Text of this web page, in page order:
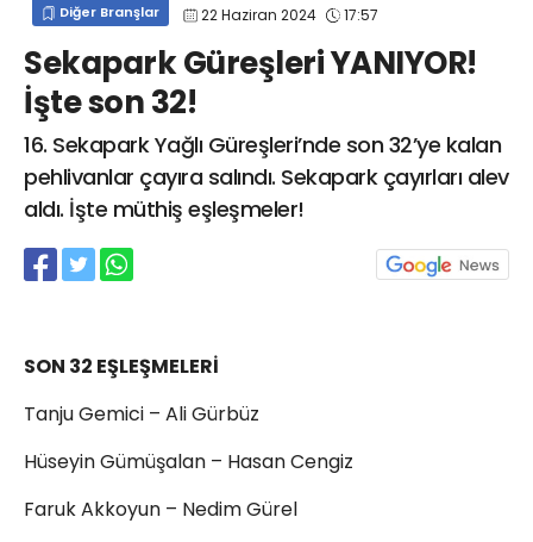
Diğer Branşlar 22 Haziran 2024 17:57
Sekapark Güreşleri YANIYOR!
İşte son 32!
16. Sekapark Yağlı Güreşleri’nde son 32’ye kalan
pehlivanlar çayıra salındı. Sekapark çayırları alev
aldı. İşte müthiş eşleşmeler!
SON 32 EŞLEŞMELERİ
Tanju Gemici – Ali Gürbüz
Hüseyin Gümüşalan – Hasan Cengiz
Faruk Akkoyun – Nedim Gürel
info@spor41.com